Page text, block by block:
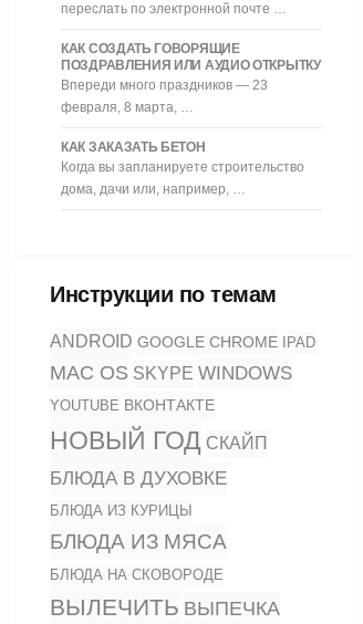
переслать по электронной почте …
КАК СОЗДАТЬ ГОВОРЯЩИЕ
ПОЗДРАВЛЕНИЯ ИЛИ АУДИО ОТКРЫТКУ
Впереди много праздников — 23
февраля, 8 марта, …
КАК ЗАКАЗАТЬ БЕТОН
Когда вы запланируете строительство
дома, дачи или, например, …
Инструкции по темам
ANDROID GOOGLE CHROME IPAD
MAC OS SKYPE WINDOWS
YOUTUBE ВКОНТАКТЕ
НОВЫЙ ГОД СКАЙП
БЛЮДА В ДУХОВКЕ
БЛЮДА ИЗ КУРИЦЫ
БЛЮДА ИЗ МЯСА
БЛЮДА НА СКОВОРОДЕ
ВЫЛЕЧИТЬ ВЫПЕЧКА